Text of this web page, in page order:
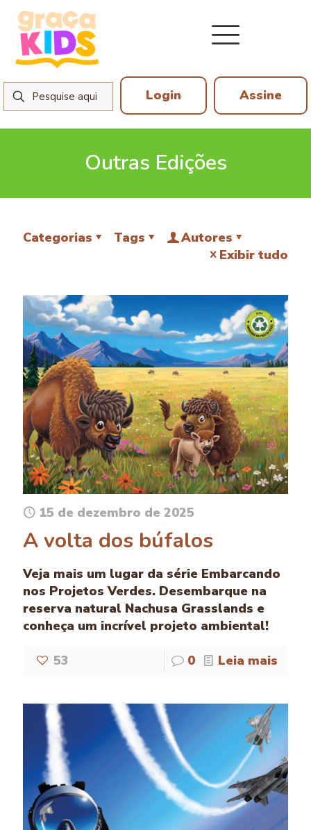
Login Assine
Outras Edições
Categorias Tags
Autores
Exibir tudo
15 de dezembro de 2025
A volta dos búfalos
Veja mais um lugar da série Embarcando
nos Projetos Verdes. Desembarque na
reserva natural Nachusa Grasslands e
conheça um incrível projeto ambiental!
53 0 Leia mais